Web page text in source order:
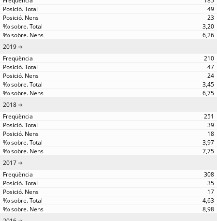
49
23
3,20
6,26
2019
210
47
24
3,45
6,75
2018
251
39
18
3,97
7,75
2017
308
35
17
4,63
8,98